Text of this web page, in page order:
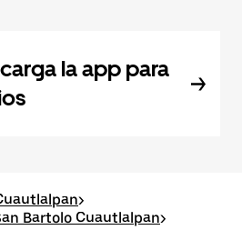
la app para
>
Bartolo Cuautlalpan>